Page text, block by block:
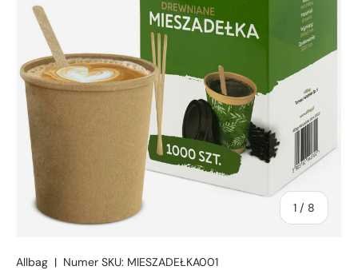
1 / z8
Allbag | Numer SKU: MIESZADEŁKA001